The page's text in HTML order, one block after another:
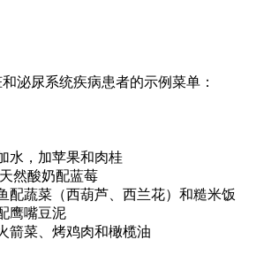
泌尿系统疾病患者的示例菜单：
水，加苹果和肉桂
然酸奶配蓝莓
配蔬菜（西葫芦、西兰花）和糙米饭
鹰嘴豆泥
箭菜、烤鸡肉和橄榄油